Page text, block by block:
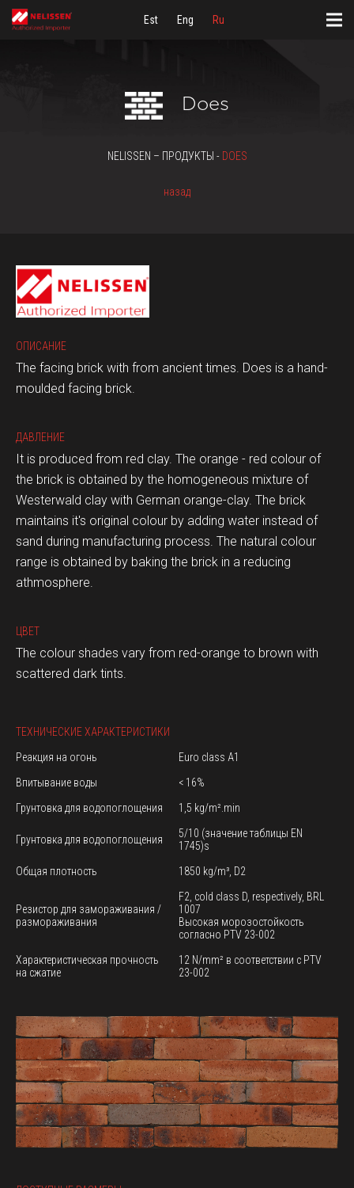
Est Eng Ru
Does
NELISSEN – ПРОДУКТЫ - DOES
назад
ОПИСАНИЕ
The facing brick with from ancient times. Does is a hand-
moulded facing brick.
ДАВЛЕНИЕ
It is produced from red clay. The orange - red colour of
the brick is obtained by the homogeneous mixture of
Westerwald clay with German orange-clay. The brick
maintains it's original colour by adding water instead of
sand during manufacturing process. The natural colour
range is obtained by baking the brick in a reducing
athmosphere.
ЦВЕТ
The colour shades vary from red-orange to brown with
scattered dark tints.
ТЕХНИЧЕСКИЕ ХАРАКТЕРИСТИКИ
Реакция на огонь
Euro class A1
Впитывание воды
< 16%
Грунтовка для водопоглощения
1,5 kg/m².min
Грунтовка для водопоглощения
5/10 (значение таблицы EN
1745)s
Общая плотность
1850 kg/m³, D2
Резистор для замораживания /
размораживания
F2, cold class D, respectively, BRL
1007
Высокая морозостойкость
согласно PTV 23-002
Характеристическая прочность
на сжатие
12 N/mm² в соответствии с PTV
23-002